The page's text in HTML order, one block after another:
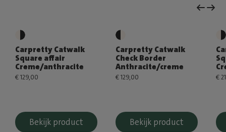
Carpretty Catwalk
Square affair
Creme/anthracite
€ 129,00
Bekijk product
Carpretty Catwalk
Check Border
Anthracite/creme
€ 129,00
Bekijk product
€